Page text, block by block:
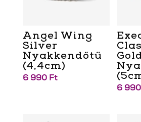
Angel Wing
Silver
Nyakkendőtű
(4,4cm)
6 990 Ft
6 990